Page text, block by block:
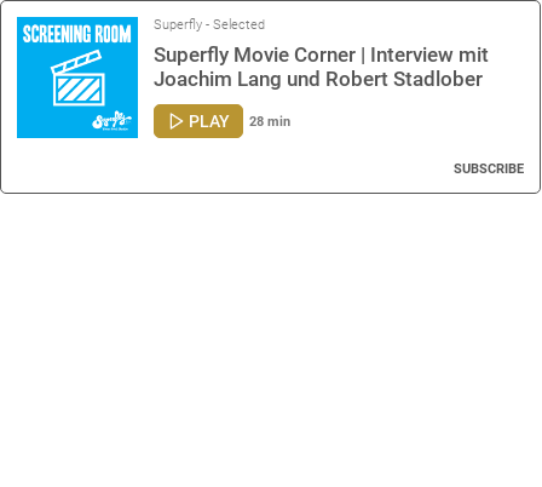
Superfly - Selected
Superfly Movie Corner | Interview mit
Joachim Lang und Robert Stadlober
PLAY 28 min
SUBSCRIBE